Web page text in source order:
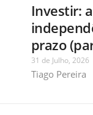
Investir:
prazo
31 de Julho, 2026
Tiago Pereira